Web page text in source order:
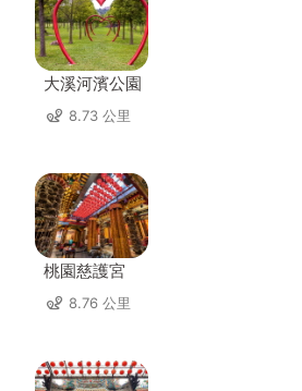
大溪河濱公園
8.73 公里
桃園慈護宮
8.76 公里